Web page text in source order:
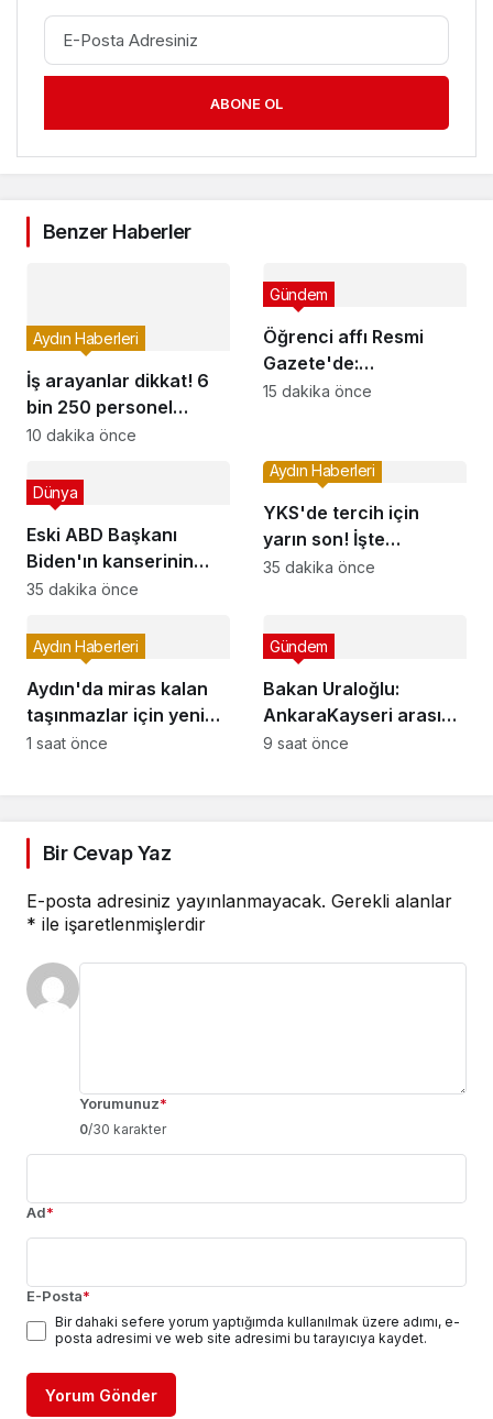
ABONE OL
Benzer Haberler
İş arayanlar dikkat! 6
bin 250 personel
alınacak
Aydın Haberleri
10 dakika önce
Öğrenci affı Resmi
Gazete'de:
Üniversiteye dönüş için
Gündem
15 dakika önce
Eski ABD Başkanı
Biden'ın kanserinin
yayıldığı açıklandı
Dünya
35 dakika önce
YKS'de tercih için
yarın son! İşte
uzmanlardan
Aydın Haberleri
35 dakika önce
Aydın'da miras kalan
taşınmazlar için yeni
satış modeli gündemde
Aydın Haberleri
1 saat önce
Bakan Uraloğlu:
AnkaraKayseri arası
yüksek hızlı tren ile 1
Gündem
9 saat önce
Bir Cevap Yaz
E-posta adresiniz yayınlanmayacak. Gerekli alanlar
* ile işaretlenmişlerdir
Yorumunuz*
0/30 karakter
Ad*
E-Posta*
Bir dahaki sefere yorum yaptığımda kullanılmak üzere adımı, e-
posta adresimi ve web site adresimi bu tarayıcıya kaydet.
Yorum Gönder